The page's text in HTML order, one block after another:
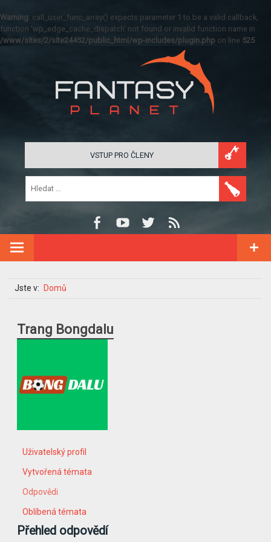
Warning: call_user_func_array() expects parameter 1 to be a valid callback,
function 'wp_edge_cache_dispatch' not found or invalid function name in
/www/sites/2/site24452/public_html/wp-includes/plugin.php on line 525
VSTUP PRO ČLENY
Jste v: Domů
Trang Bongdalu
Uživatelský profil
Vytvořená témata
Odpovědi
Oblíbená témata
Přehled odpovědí